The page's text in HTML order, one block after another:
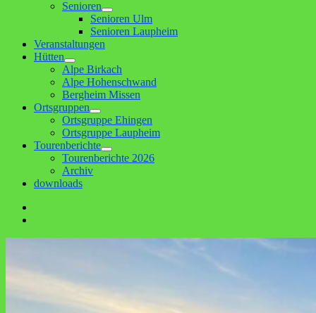
Senioren
Untermenü
anzeigen
Senioren Ulm
Senioren Laupheim
Veranstaltungen
Hütten
Untermenü
anzeigen
Alpe Birkach
Alpe Hohenschwand
Bergheim Missen
Ortsgruppen
Untermenü
anzeigen
Ortsgruppe Ehingen
Ortsgruppe Laupheim
Tourenberichte
Untermenü
anzeigen
Tourenberichte 2026
Archiv
downloads